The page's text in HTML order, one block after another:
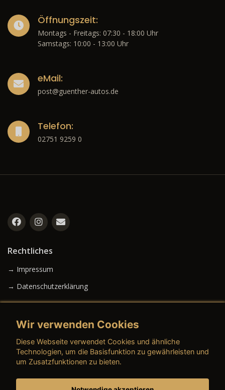
Öffnungszeit:
Montags - Freitags: 07:30 - 18:00 Uhr
Samstags: 10:00 - 13:00 Uhr
eMail:
post@guenther-autos.de
Telefon:
02751 9259 0
Rechtliches
→ Impressum
→ Datenschutzerklärung
→ AGB (Gebrauchtwagen)
Wir verwenden Cookies
Diese Webseite verwendet Cookies und ähnliche
Technologien, um die Basisfunktion zu gewährleisten und
um Zusatzfunktionen zu bieten.